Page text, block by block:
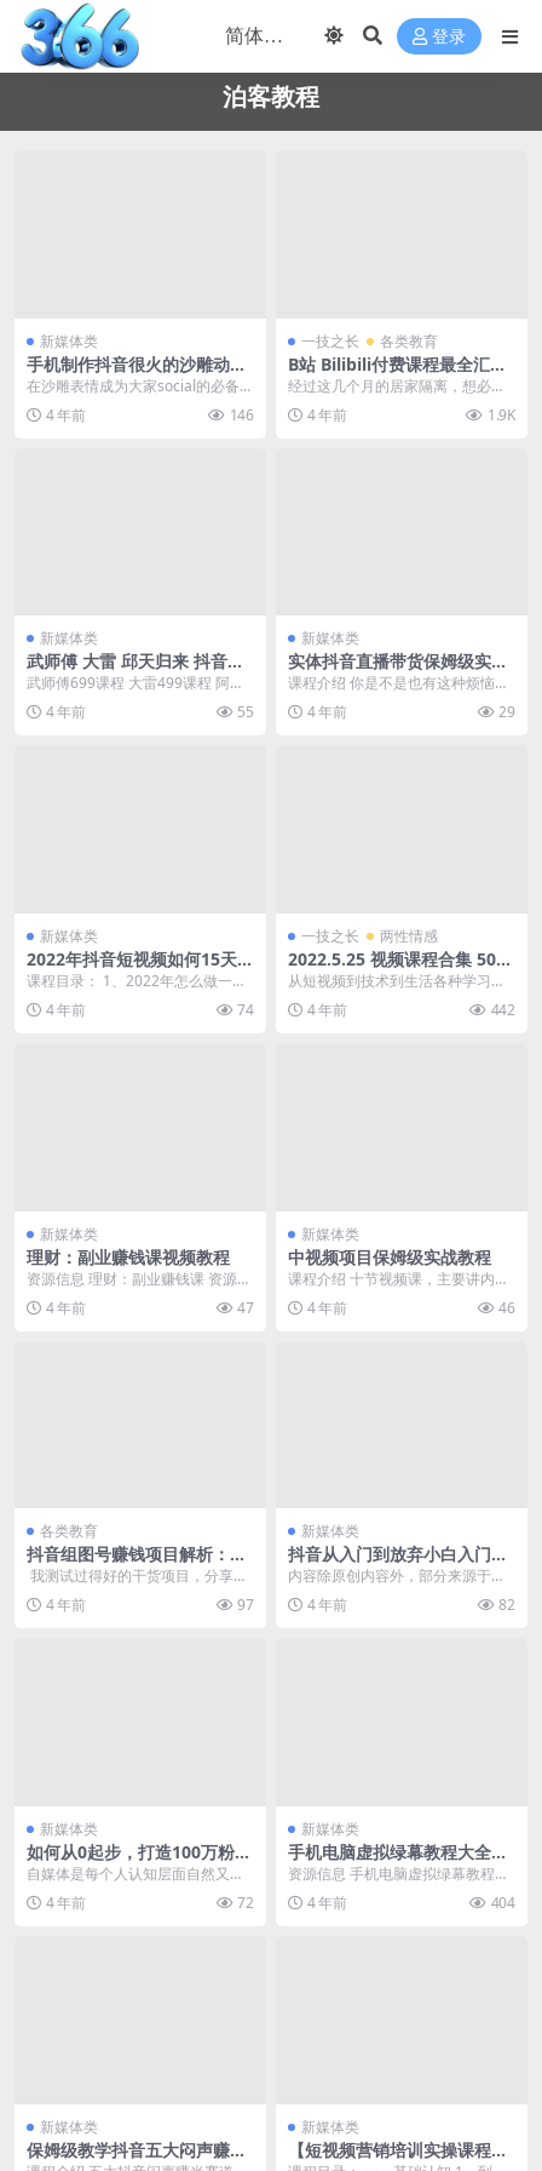
登录
泊客教程
新媒体类
手机制作抖音很火的沙雕动画
视频教程+素材 某宝购买的 免
在沙雕表情成为大家social的必备品
之后，许多沙雕动画作品也开始在
全网流行起来...
4 年前 146
一技之长 各类教育
B站 Bilibili付费课程最全汇总
2022.6 最新
经过这几个月的居家隔离，想必大
多数同学都开始习惯通过线上的方
式开展学习了，在线教...
4 年前 1.9K
新媒体类
武师傅 大雷 邱天归来 抖音直
播付费内部教程
武师傅699课程 大雷499课程 阿阳
哥499课程 奋斗鸟哥499课程 八金7
9... 4 年前 55
新媒体类
实体抖音直播带货保姆级实战
课
课程介绍 你是不是也有这种烦恼？
线下门店人越来越少，想通过直播
发展新渠道，想做直...
4 年前 29
新媒体类
2022年抖音短视频如何15天做
到破万粉丝账号，31节起号打
造爆款实操课
课程目录： 1、2022年怎么做一个
盈利的账号.mp4 2、平台新规则与
核心算法...
4 年前 74
一技之长 两性情感
2022.5.25 视频课程合集 50部
400G 阿里云盘
从短视频到技术到生活各种学习视
频 2021年333教育学综合课程、资
料 壹心理读...
4 年前 442
新媒体类
理财：副业赚钱课视频教程
资源信息 理财：副业赚钱课 资源目
录 第6讲，社交电商.mp4 第2讲：
分销.m...
4 年前 47
新媒体类
中视频项目保姆级实战教程
课程介绍 十节视频课，主要讲内容
制作和账号运营：包括选题、素
材、文案、配音、剪辑...
4 年前 46
各类教育
抖音组图号赚钱项目解析：月
入5000+的实战文档！
我测试过得好的干货项目，分享给
大家！ 首先，这节课程是一门，教
大家在抖音赚钱的...
4 年前 97
新媒体类
抖音从入门到放弃小白入门必
看的系列文章
内容除原创内容外，部分来源于各
个渠道，现在把实用的一部分整理
出来，供大家参考。 ...
4 年前 82
新媒体类
如何从0起步，打造100万粉丝
抖音月入5万+？
自媒体是每个人认知层面自然又必
然的选择 首先必须清楚1点： 一个
人的力量是微弱的...
4 年前 72
新媒体类
手机电脑虚拟绿幕教程大全完
结
资源信息 手机电脑虚拟绿幕教程完
结 资源目录 手机虚拟直播教程 无
绿幕背景素材 ...
4 年前 404
新媒体类
保姆级教学抖音五大闷声赚米
新媒体类
【短视频营销培训实操课程合